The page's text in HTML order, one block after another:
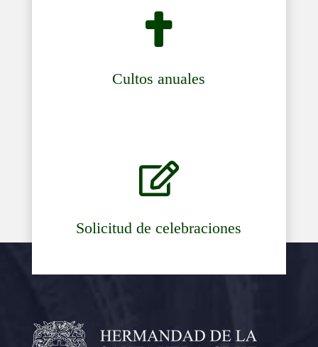

Cultos anuales

Solicitud de celebraciones